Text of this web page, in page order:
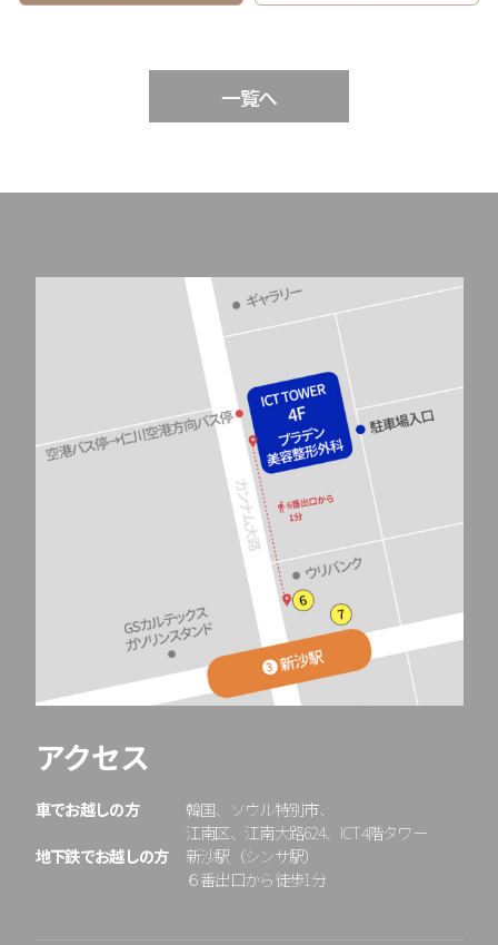
一覧へ
アクセス
車でお越しの方
地下鉄でお越しの方
韓国、ソウル特別市、
江南区、江南大路624、ICT4階タワー
新沙駅（シンサ駅）
６番出口から徒歩1分